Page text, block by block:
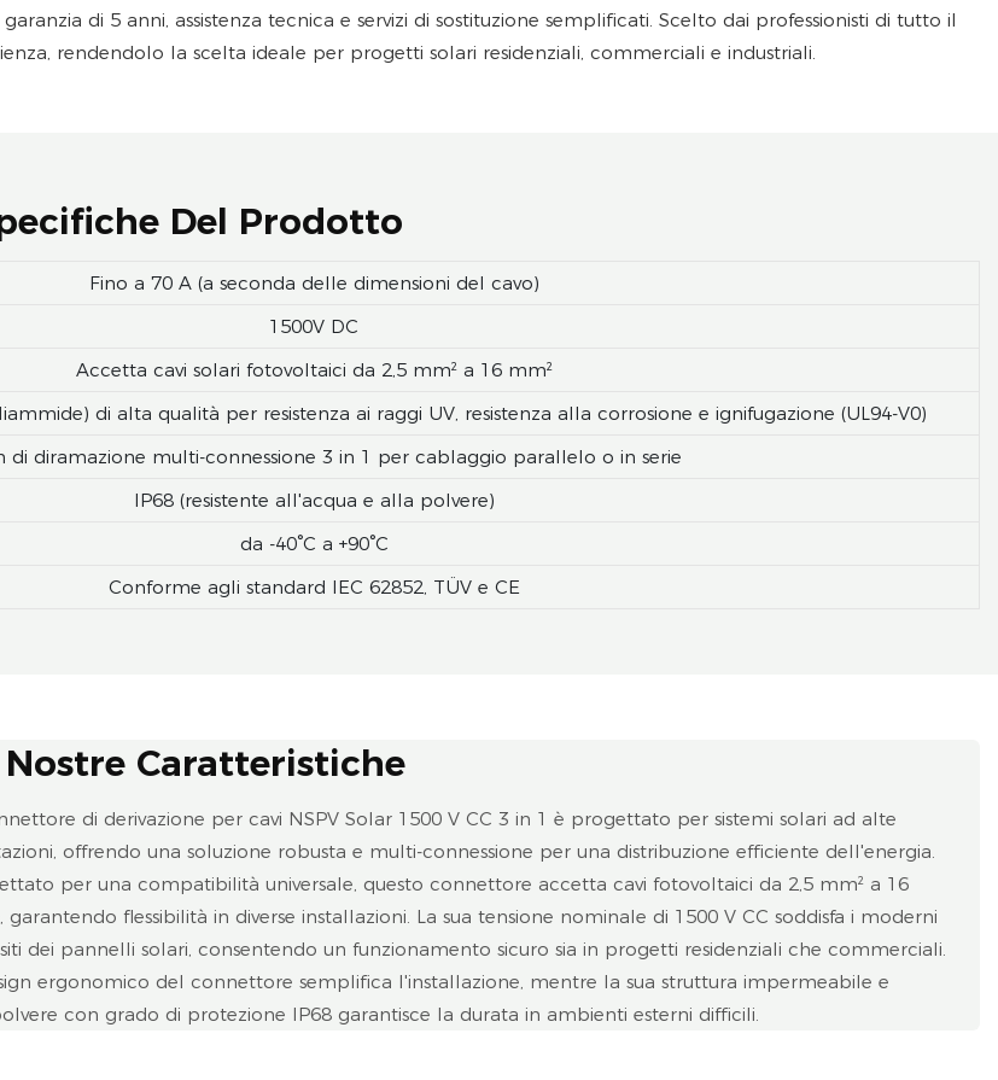
di 5 anni, assistenza tecnica e servizi di sostituzione semplificati. Scelto dai professionisti di tutto il
rendendolo la scelta ideale per progetti solari residenziali, commerciali e industriali.
Del Prodotto
Fino a 70 A (a seconda delle dimensioni del cavo)
1500V DC
Accetta cavi solari fotovoltaici da 2,5 mm² a 16 mm²
di alta qualità per resistenza ai raggi UV, resistenza alla corrosione e ignifugazione (UL94-V0)
di diramazione multi-connessione 3 in 1 per cablaggio parallelo o in serie
IP68 (resistente all'acqua e alla polvere)
da -40°C a +90°C
Conforme agli standard IEC 62852, TÜV e CE
Nostre Caratteristiche
di derivazione per cavi NSPV Solar 1500 V CC 3 in 1 è progettato per sistemi solari ad alte
offrendo una soluzione robusta e multi-connessione per una distribuzione efficiente dell'energia.
per una compatibilità universale, questo connettore accetta cavi fotovoltaici da 2,5 mm² a 16
garantendo flessibilità in diverse installazioni. La sua tensione nominale di 1500 V CC soddisfa i moderni
dei pannelli solari, consentendo un funzionamento sicuro sia in progetti residenziali che commerciali.
ergonomico del connettore semplifica l'installazione, mentre la sua struttura impermeabile e
con grado di protezione IP68 garantisce la durata in ambienti esterni difficili.